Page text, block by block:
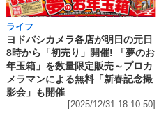
ライフ
ヨドバシカメラ各店が明日の元日
8時から「初売り」開催! 「夢のお
年玉箱」を数量限定販売～プロカ
メラマンによる無料「新春記念撮
影会」も開催
[2025/12/31 18:10:50]